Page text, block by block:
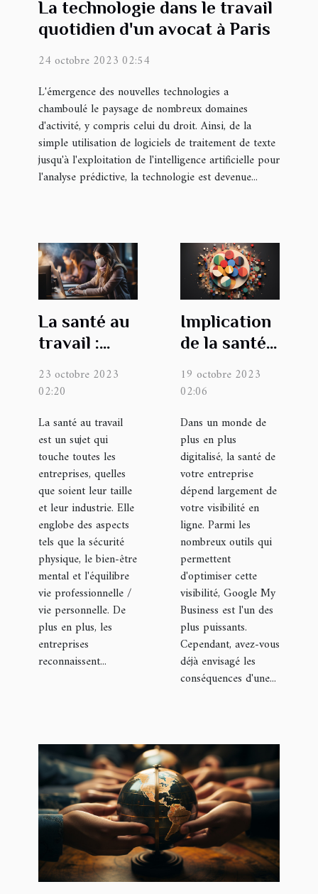
La technologie dans le travail
quotidien d'un avocat à Paris
24 octobre 2023 02:54
L'émergence des nouvelles technologies a
chamboulé le paysage de nombreux domaines
d'activité, y compris celui du droit. Ainsi, de la
simple utilisation de logiciels de traitement de texte
jusqu'à l'exploitation de l'intelligence artificielle pour
l'analyse prédictive, la technologie est devenue...
La santé au
travail :
et enjeux
entreprises
23 octobre 2023
02:20
La santé au travail
est un sujet qui
touche toutes les
entreprises, quelles
que soient leur taille
et leur industrie. Elle
englobe des aspects
tels que la sécurité
physique, le bien-être
mental et l'équilibre
vie professionnelle /
vie personnelle. De
plus en plus, les
entreprises
reconnaissent...
Implication
de la santé
entreprise
suspension
de votre
fiche
Google My
Business
19 octobre 2023
02:06
Dans un monde de
plus en plus
digitalisé, la santé de
votre entreprise
dépend largement de
votre visibilité en
ligne. Parmi les
nombreux outils qui
permettent
d'optimiser cette
visibilité, Google My
Business est l'un des
plus puissants.
Cependant, avez-vous
déjà envisagé les
conséquences d'une...